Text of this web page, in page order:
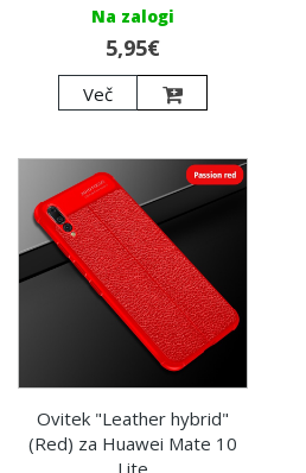
Na zalogi
5,95€
Več
Ovitek "Leather hybrid"
(Red) za Huawei Mate 10